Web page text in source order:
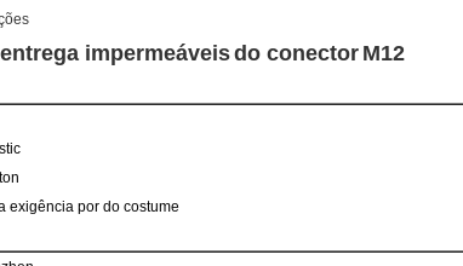
entrega impermeáveisdo conector M12
exigência por do costume